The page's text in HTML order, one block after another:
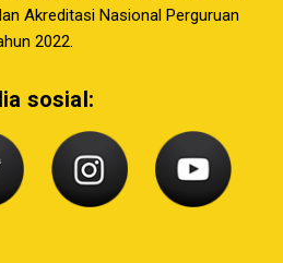
Akreditasi Nasional Perguruan
2022.
sosial: